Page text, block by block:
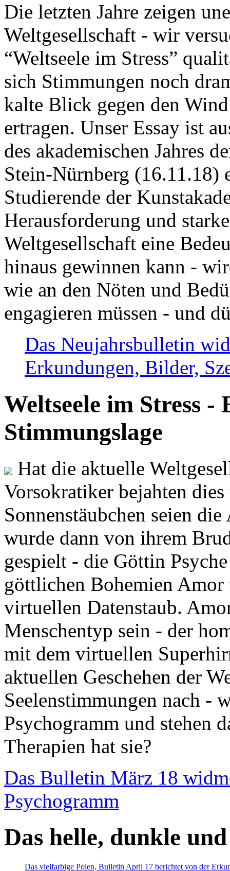
Die letzten Jahre zeigen
Weltgesellschaft - wir
“Weltseele im Stress”
sich Stimmungen noch
kalte Blick gegen den
ertragen. Unser Essay ist
des akademischen Jahres
Stein-Nürnberg (16.11.18)
Studierende der
Herausforderung und
Weltgesellschaft eine
hinaus gewinnen kann -
wie an den Nöten und
engagieren müssen - und
Das Neujahrsbulletin
Erkundungen, Bilder,
Weltseele im Stress -
Stimmungslage
Hat die aktuelle
Vorsokratiker bejahten
Sonnenstäubchen seien
wurde dann von ihrem
gespielt - die Göttin
göttlichen Bohemien
virtuellen Datenstaub.
Menschentyp sein - der
mit dem virtuellen
aktuellen Geschehen der
Seelenstimmungen nach -
Psychogramm und stehen
Therapien hat sie?
Das Bulletin März 18
Psychogramm
Das helle, dunkle
Das vielfarbige Polen, Bulletin April 17 berichtet von der